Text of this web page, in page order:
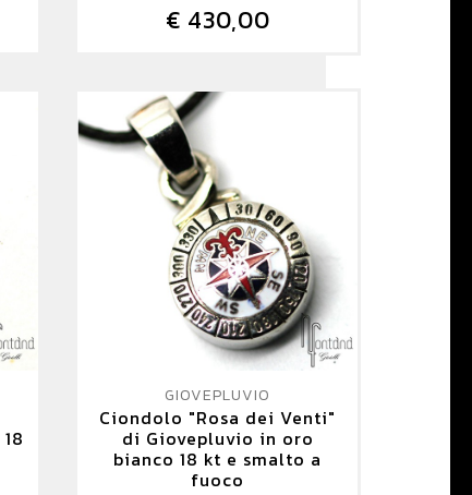
€ 430,00
GIOVEPLUVIO
Ciondolo "Rosa dei Venti"
di Giovepluvio in oro
bianco 18 kt e smalto a
fuoco